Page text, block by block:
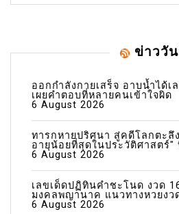
ข่าววั
ออกกำลังกายเสร็จ อาบน้ำได้เ
เผยคำตอบที่หลายคนเข้าใจผิด
6 August 2026
ทารกหายปริศนา สู่คดีโลกตะลึ
อายุน้อยที่สุดในประวัติศาสตร์"
6 August 2026
เลขเด็ดปฏิทินคำชะโนด งวด
มงคลพญานาค แนวทางหวยงว
6 August 2026